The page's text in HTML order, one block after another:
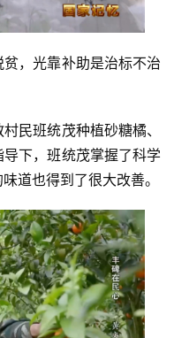
，光靠补助是治标不治
民班统茂种植砂糖橘、
下，班统茂掌握了科学
道也得到了很大改善。